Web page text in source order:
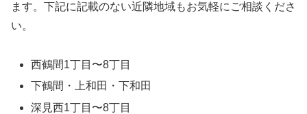
ます。下記に記載のない近隣地域もお気軽にご相談くださ
い。
西鶴間1丁目〜8丁目
下鶴間・上和田・下和田
深見西1丁目〜8丁目